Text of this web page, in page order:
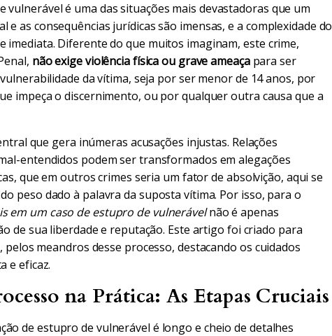
vulnerável é uma das situações mais devastadoras que um
e as consequências jurídicas são imensas, e a complexidade do
imediata. Diferente do que muitos imaginam, este crime,
não exige violência física ou grave ameaçapara ser
da vítima, seja por ser menor de 14 anos, por
impeça o discernimento, ou por qualquer outra causa que a
que gera inúmeras acusações injustas. Relações
entendidos podem ser transformados em alegações
que em outros crimes seria um fator de absolvição, aqui se
peso dado à palavra da suposta vítima. Por isso, para o
em um caso de estupro de vulnerávelnão é apenas
de sua liberdade e reputação. Este artigo foi criado para
meandros desse processo, destacando os cuidados
e eficaz.
na Prática: As Etapas Cruciais
de estupro de vulnerável é longo e cheio de detalhes